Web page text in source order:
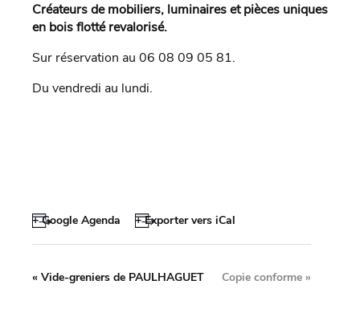
Créateurs de mobiliers, luminaires et pièces uniques
en bois flotté revalorisé.
Sur réservation au 06 08 09 05 81.
Du vendredi au lundi.
+ Google Agenda + Exporter vers iCal
« Vide-greniers de PAULHAGUET Copie conforme »